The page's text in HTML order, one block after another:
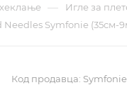
— Игле за
Needles Symfonie (35см-
Код продавца: